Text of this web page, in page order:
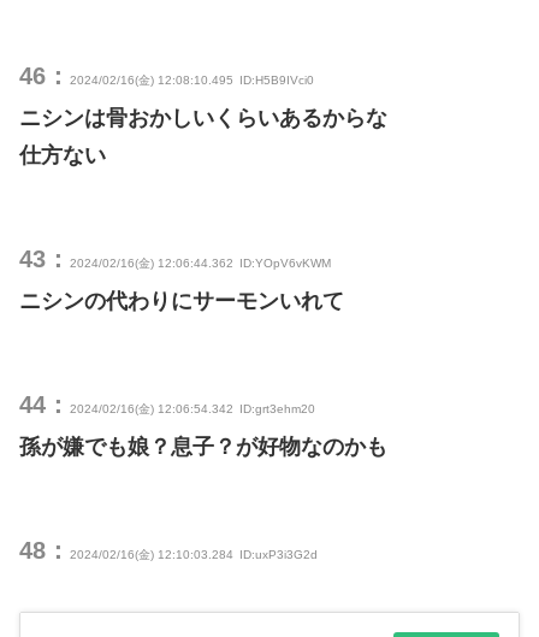
46： 2024/02/16(金) 12:08:10.495 ID:H5B9IVci0
ニシンは骨おかしいくらいあるからな
仕方ない
43： 2024/02/16(金) 12:06:44.362 ID:YOpV6vKWM
ニシンの代わりにサーモンいれて
44： 2024/02/16(金) 12:06:54.342 ID:grt3ehm20
孫が嫌でも娘？息子？が好物なのかも
48： 2024/02/16(金) 12:10:03.284 ID:uxP3i3G2d